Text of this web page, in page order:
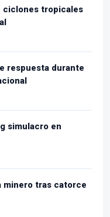
ciclones tropicales
respuesta durante
simulacro en
minero tras catorce